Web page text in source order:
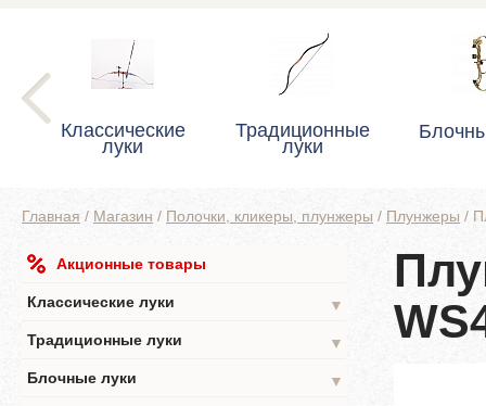
Классические
луки
Традиционные
луки
Главная / Магазин / Полочки, кликеры, плунжеры / Плунжеры /
Акционные товары
Классические луки
▼
Традиционные луки
▼
Блочные луки
▼